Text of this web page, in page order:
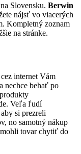
Slovensku. Berwin
nájsť vo viacerých
Kompletný zoznam
na stránke.
internet Vám
nechce behať po
Veľa ľudí
si prezreli
no samotný nákup
tovar chytiť do